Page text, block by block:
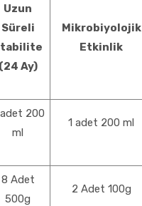
Uzun
Süreli
(24 Ay)
Mikrobiyolojik
Etkinlik
200
ml
1 adet 200 ml
8 Adet
500g
2 Adet 100g